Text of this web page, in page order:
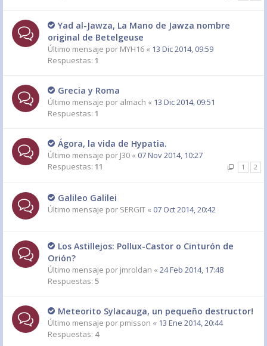
Yad al-Jawza, La Mano de Jawza nombre
original de Betelgeuse
Último mensaje por MYH16 « 13 Dic 2014, 09:59
Respuestas: 1
Grecia y Roma
Último mensaje por almach « 13 Dic 2014, 09:51
Respuestas: 1
Ágora, la vida de Hypatia.
Último mensaje por J30 « 07 Nov 2014, 10:27
Respuestas: 11 1 2
Galileo Galilei
Último mensaje por SERGIT « 07 Oct 2014, 20:42
Los Astillejos: Pollux-Castor o Cinturón de
Orión?
Último mensaje por jmroldan « 24 Feb 2014, 17:48
Respuestas: 5
Meteorito Sylacauga, un pequeño destructor!
Último mensaje por pmisson « 13 Ene 2014, 20:44
Respuestas: 4